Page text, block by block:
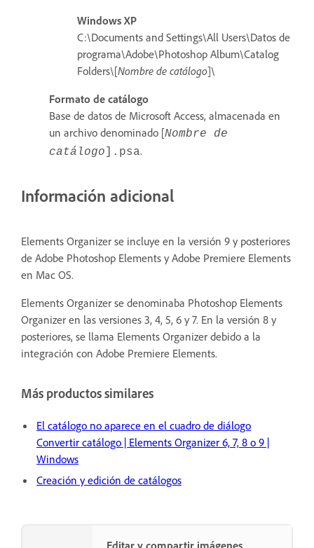
Windows XP
C:\Documents and Settings\All Users\Datos de
programa\Adobe\Photoshop Album\Catalog
Folders\[Nombre de catálogo]\
Formato de catálogo
Base de datos de Microsoft Access, almacenada en
un archivo denominado [Nombre de
catálogo
.psa.
Información adicional
Elements Organizer se incluye en la versión 9 y posteriores
de Adobe Photoshop Elements y Adobe Premiere Elements
en Mac OS.
Elements Organizer se denominaba Photoshop Elements
Organizer en las versiones 3, 4, 5, 6 y 7. En la versión 8 y
posteriores, se llama Elements Organizer debido a la
integración con Adobe Premiere Elements.
Más productos similares
El catálogo no aparece en el cuadro de diálogo
Convertir catálogo | Elements Organizer 6, 7, 8 o 9 |
Windows
Creación y edición de catálogos